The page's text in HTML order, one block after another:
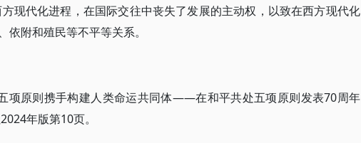
现代化进程，在国际交往中丧失了发展的主动权，以致在西方现代化
依附和殖民等不平等关系。
项原则携手构建人类命运共同体——在和平共处五项原则发表70周年
年版第10页。